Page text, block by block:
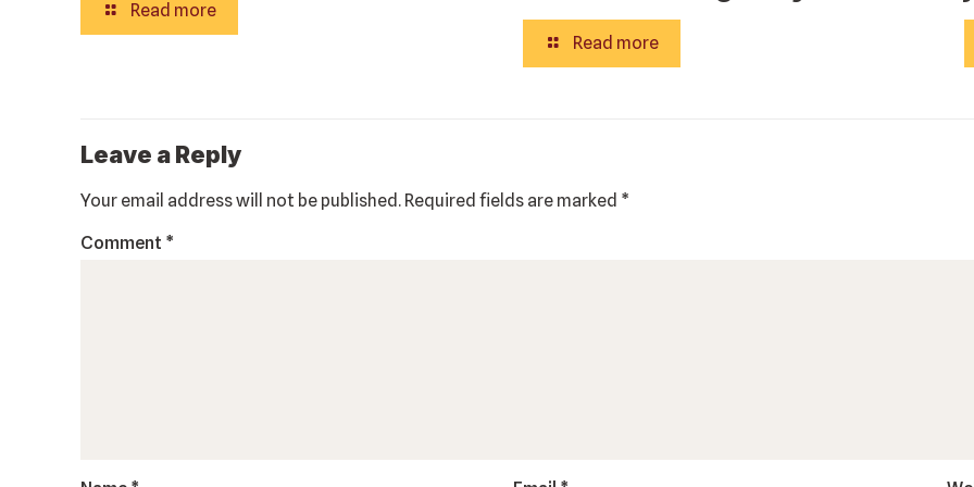
Read more
Read more
Leave a Reply
Your email address will not be published. Required fields are marked *
Comment *